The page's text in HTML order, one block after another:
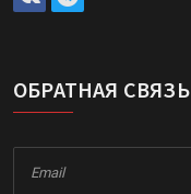
ОБРАТНАЯ СВЯЗЬ